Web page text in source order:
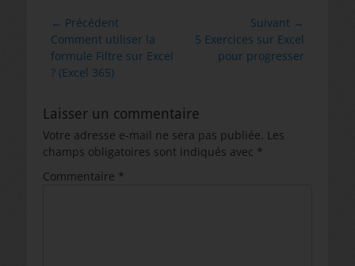
Navigation
de
l’article
← Précédent
Article
précédent :
Comment utiliser la
formule Filtre sur Excel
? (Excel 365)
Suivant →
Article
suivant :
5 Exercices sur Excel
pour progresser
Laisser un commentaire
Votre adresse e-mail ne sera pas publiée. Les
champs obligatoires sont indiqués avec *
Commentaire *